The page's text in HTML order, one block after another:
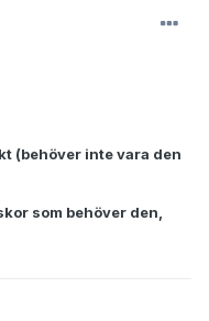
(behöver inte vara den
som behöver den,